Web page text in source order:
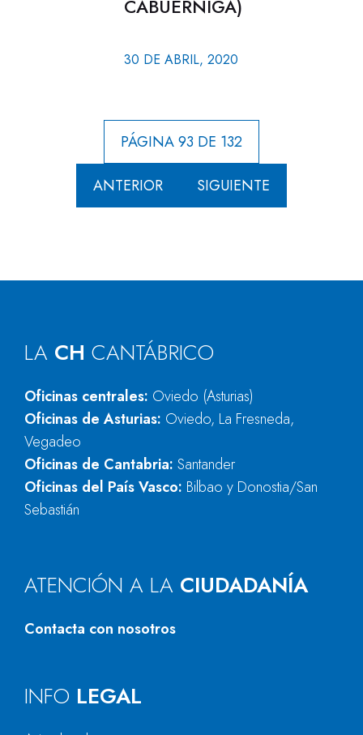
CABUÉRNIGA)
30 DE ABRIL, 2020
PÁGINA 93 DE 132
ANTERIOR SIGUIENTE
LA CH CANTÁBRICO
Oficinas centrales: Oviedo (Asturias)
Oficinas de Asturias: Oviedo, La Fresneda,
Vegadeo
Oficinas de Cantabria: Santander
Oficinas del País Vasco: Bilbao y Donostia/San
Sebastián
ATENCIÓN A LA CIUDADANÍA
Contacta con nosotros
INFO LEGAL